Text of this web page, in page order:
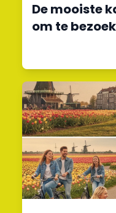
De mooiste
om te